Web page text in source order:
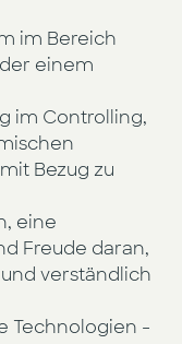
im Bereich
einem
im Controlling,
Bezug zu
eine
Freude daran,
verständlich
Technologien -